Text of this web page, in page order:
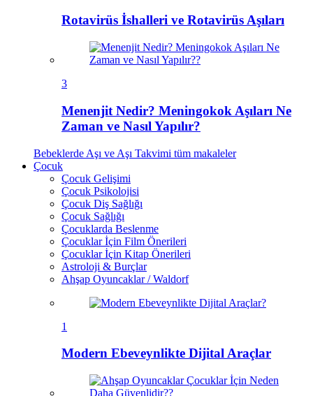
Rotavirüs İshalleri ve Rotavirüs Aşıları
3
Menenjit Nedir? Meningokok Aşıları Ne
Zaman ve Nasıl Yapılır?
Bebeklerde Aşı ve Aşı Takvimi tüm makaleler
Çocuk
Çocuk Gelişimi
Çocuk Psikolojisi
Çocuk Diş Sağlığı
Çocuk Sağlığı
Çocuklarda Beslenme
Çocuklar İçin Film Önerileri
Çocuklar İçin Kitap Önerileri
Astroloji & Burçlar
Ahşap Oyuncaklar / Waldorf
1
Modern Ebeveynlikte Dijital Araçlar